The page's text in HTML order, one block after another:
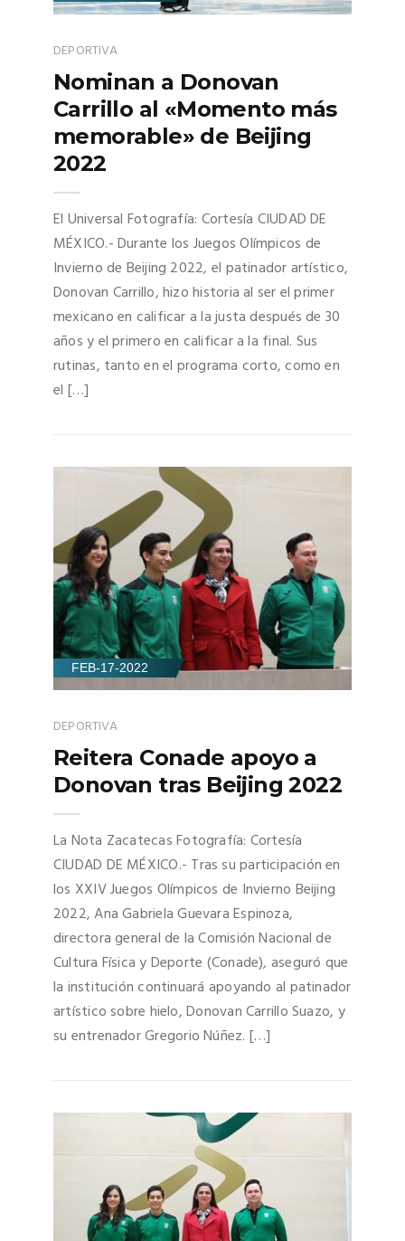
DEPORTIVA
Nominan a Donovan
Carrillo al «Momento más
memorable» de Beijing
2022
El Universal Fotografía: Cortesía CIUDAD DE
MÉXICO.- Durante los Juegos Olímpicos de
Invierno de Beijing 2022, el patinador artístico,
Donovan Carrillo, hizo historia al ser el primer
mexicano en calificar a la justa después de 30
años y el primero en calificar a la final. Sus
rutinas, tanto en el programa corto, como en
el […]
FEB-17-2022
DEPORTIVA
Reitera Conade apoyo a
Donovan tras Beijing 2022
La Nota Zacatecas Fotografía: Cortesía
CIUDAD DE MÉXICO.- Tras su participación en
los XXIV Juegos Olímpicos de Invierno Beijing
2022, Ana Gabriela Guevara Espinoza,
directora general de la Comisión Nacional de
Cultura Física y Deporte (Conade), aseguró que
la institución continuará apoyando al patinador
artístico sobre hielo, Donovan Carrillo Suazo, y
su entrenador Gregorio Núñez. […]